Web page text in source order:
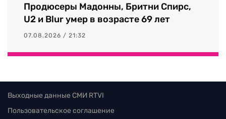
Продюсеры Мадонны, Бритни Спирс,
U2 и Blur умер в возрасте 69 лет
07.08.2026 / 21:32
Выходные данные СМИ RTVI
Пользовательское соглашение